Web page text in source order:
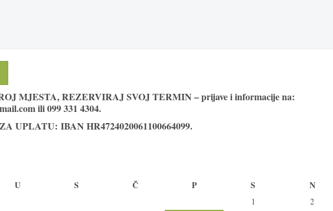
MJESTA, REZERVIRAJ SVOJ TERMIN – prijave i informacije na:
ili 099 331 4304.
UPLATU: IBAN HR4724020061100664099.
U S Č P S N
1
2